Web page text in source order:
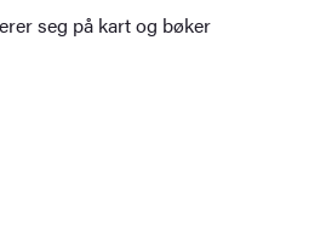
seg på kart og bøker